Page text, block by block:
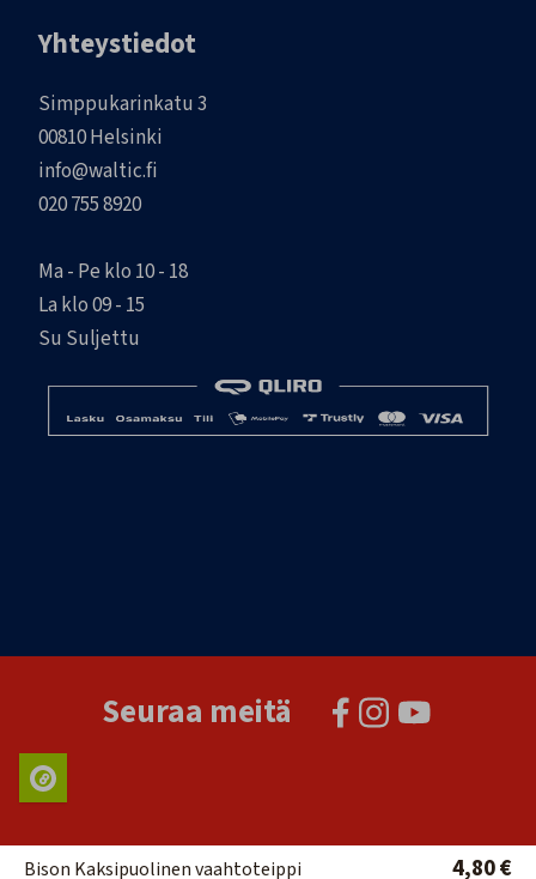
Bison Kaksipuolinen vaahtoteippi 4,80 €
Yhteystiedot
Simppukarinkatu 3
00810 Helsinki
info@waltic.fi
020 755 8920
Ma - Pe klo 10 - 18
La klo 09 - 15
Su Suljettu
Seuraa meitä